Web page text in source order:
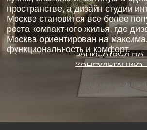
Грамотный дизайн студии начинается с правильного
зонирования, и особенно это важно для проектов
разделения пространства, а дизайн студии
ЗОНИРОВАНИЕ И
ОРГАНИЗАЦИЯ
ПРОСТРАНСТВА